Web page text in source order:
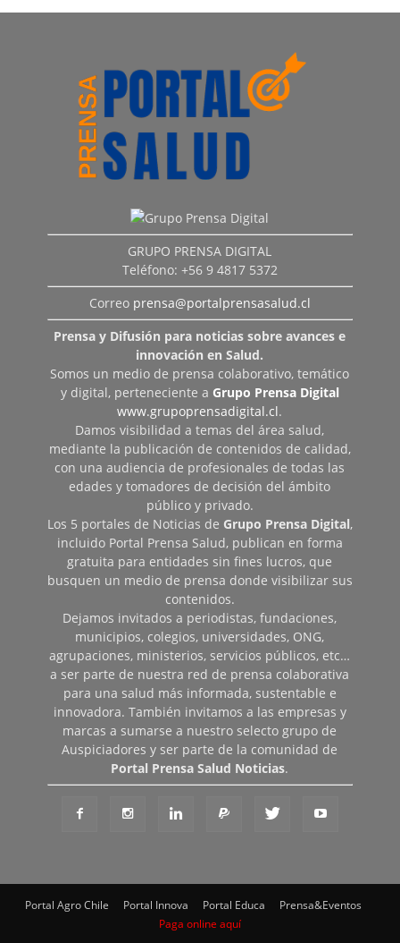
GRUPO PRENSA DIGITAL
Teléfono: +56 9 4817 5372
Correo prensa@portalprensasalud.cl
Prensa y Difusión para noticias sobre avances e
innovación en Salud.
Somos un medio de prensa colaborativo, temático
y digital, perteneciente a Grupo Prensa Digital
www.grupoprensadigital.cl.
Damos visibilidad a temas del área salud,
mediante la publicación de contenidos de calidad,
con una audiencia de profesionales de todas las
edades y tomadores de decisión del ámbito
público y privado.
Los 5 portales de Noticias de Grupo Prensa Digital,
incluido Portal Prensa Salud, publican en forma
gratuita para entidades sin fines lucros, que
busquen un medio de prensa donde visibilizar sus
contenidos.
Dejamos invitados a periodistas, fundaciones,
municipios, colegios, universidades, ONG,
agrupaciones, ministerios, servicios públicos, etc…
a ser parte de nuestra red de prensa colaborativa
para una salud más informada, sustentable e
innovadora. También invitamos a las empresas y
marcas a sumarse a nuestro selecto grupo de
Auspiciadores y ser parte de la comunidad de
Portal Prensa Salud Noticias.
Portal Agro Chile Portal Innova Portal Educa
Prensa&Eventos
Paga online aquí